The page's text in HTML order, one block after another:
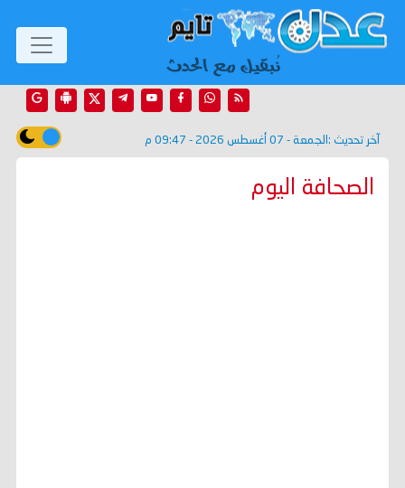
آخر تحديث : الجمعة - 07 أغسطس 2026 - 09:47 م
الصحافة اليوم